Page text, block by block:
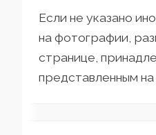
Если не указано
на фотографии,
странице,
представленным